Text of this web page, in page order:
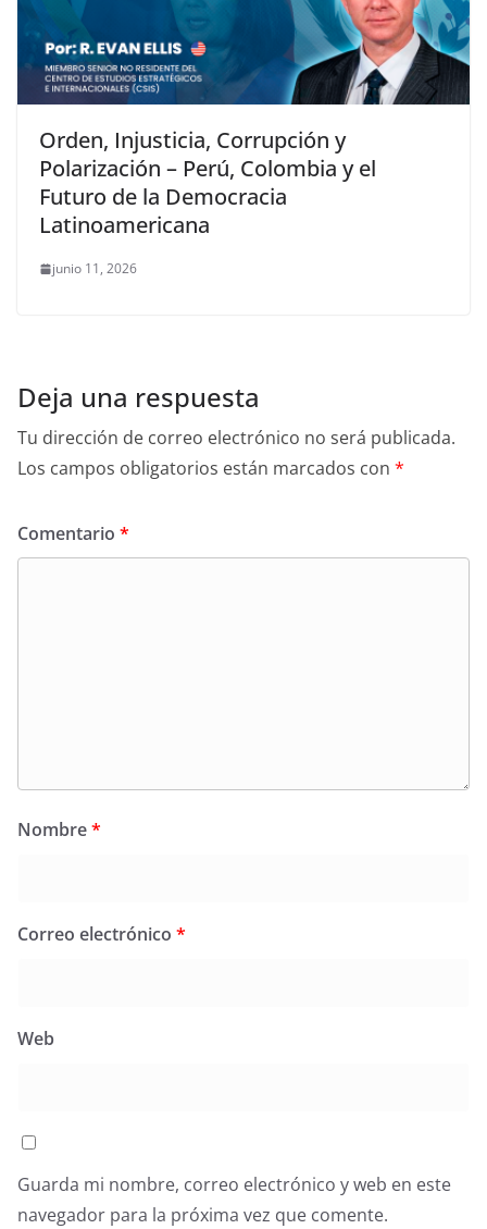
Orden, Injusticia, Corrupción y
Polarización – Perú, Colombia y el
Futuro de la Democracia
Latinoamericana
junio 11, 2026
Deja una respuesta
Tu dirección de correo electrónico no será publicada.
Los campos obligatorios están marcados con *
Comentario *
Nombre*
Correo electrónico *
Web
Guarda mi nombre, correo electrónico y web en este
navegador para la próxima vez que comente.